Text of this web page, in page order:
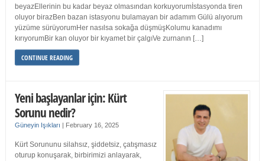
beyazEllerinin bu kadar beyaz olmasından korkuyorumİstasyonda tiren
oluyor birazBen bazan istasyonu bulamayan bir adamım Gülü alıyorum
yüzüme sürüyorumHer nasılsa sokağa düşmüşKolumu kanadımı
kırıyorumBir kan oluyor bir kıyamet bir çalgıVe zurnanın […]
CONTINUE READING
Yeni başlayanlar için: Kürt
Sorunu nedir?
Güneyin Işıkları | February 16, 2025
Kürt Sorununu silahsız, şiddetsiz, çatışmasız
oturup konuşarak, birbirimizi anlayarak,